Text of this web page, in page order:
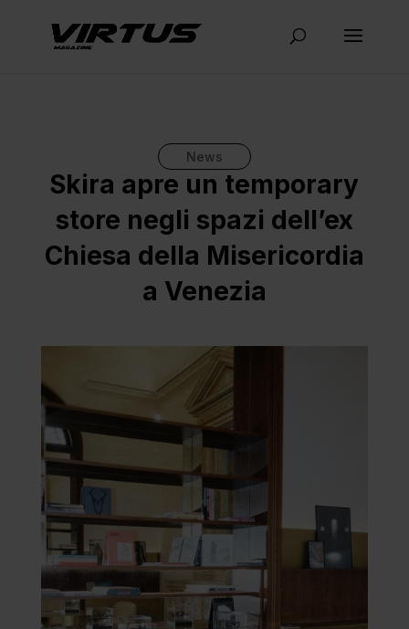
News
Skira apre un temporary
store negli spazi dell’ex
Chiesa della Misericordia
a Venezia